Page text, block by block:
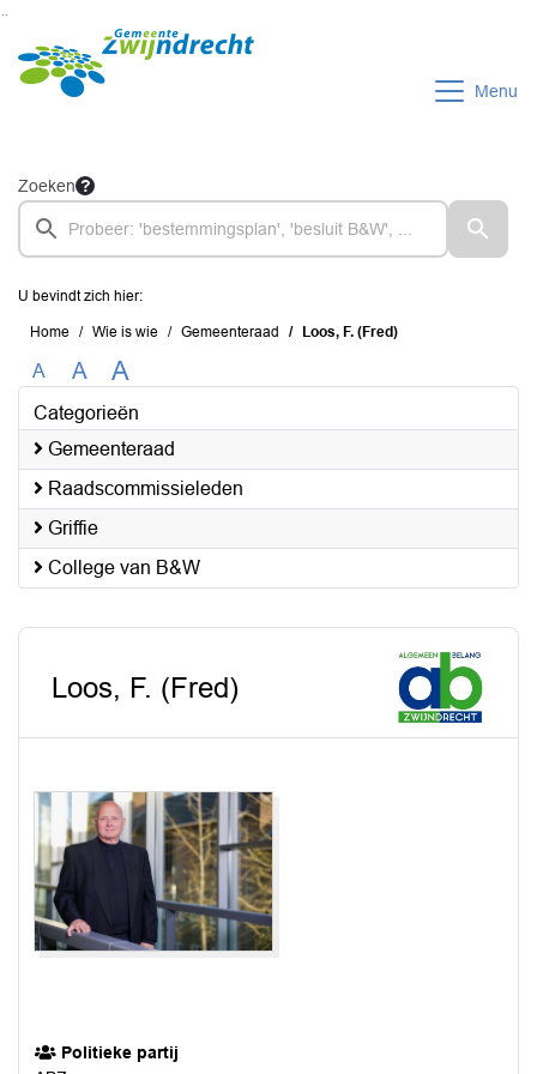
Ga naar de inhoud van deze pagina
Ga naar het zoeken
Ga naar het menu
Menu
Zoeken
U bevindt zich hier:
Home Wie is wie Gemeenteraad Loos, F. (Fred)
A A A
Categorieën
Gemeenteraad
Raadscommissieleden
Griffie
College van B&W
Loos, F. (Fred)
Politieke partij